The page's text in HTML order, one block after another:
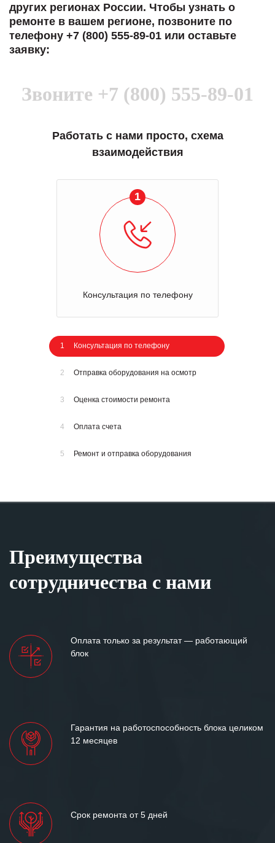
других регионах России. Чтобы узнать о
ремонте в вашем регионе, позвоните по
телефону +7 (800) 555-89-01 или оставьте
заявку:
Звоните +7 (800) 555-89-01
Работать с нами просто, схема
взаимодействия
1
Консультация по телефону
1 Консультация по телефону
2 Отправка оборудования на осмотр
3 Оценка стоимости ремонта
4 Оплата счета
5 Ремонт и отправка оборудования
Преимущества
сотрудничества с нами
Оплата только за результат — работающий
блок
Гарантия на работоспособность блока целиком
12 месяцев
Срок ремонта от 5 дней